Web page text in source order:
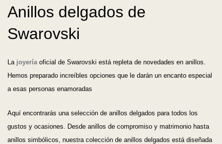
Anillos delgados de
Swarovski
La joyería oficial de Swarovski está repleta de novedades en anillos.
Hemos preparado increíbles opciones que le darán un encanto especial
a esas personas enamoradas
Aquí encontrarás una selección de anillos delgados para todos los
gustos y ocasiones. Desde anillos de compromiso y matrimonio hasta
anillos simbólicos, nuestra colección de anillos delgados está diseñada